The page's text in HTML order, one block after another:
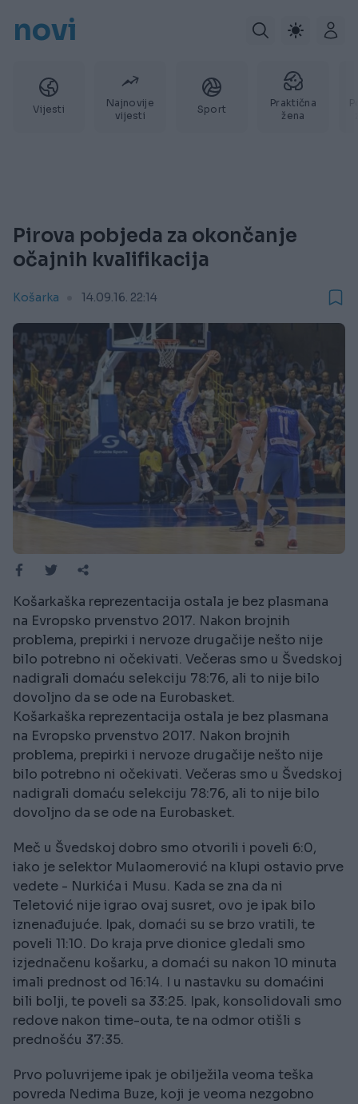
novi
Vijesti
Najnovije
vijesti
Sport
Praktična
žena
Pirova pobjeda za okončanje
očajnih kvalifikacija
Košarka 14.09.16. 22:14
Košarkaška reprezentacija ostala je bez plasmana
na Evropsko prvenstvo 2017. Nakon brojnih
problema, prepirki i nervoze drugačije nešto nije
bilo potrebno ni očekivati. Večeras smo u Švedskoj
nadigrali domaću selekciju 78:76, ali to nije bilo
dovoljno da se ode na Eurobasket.
Košarkaška reprezentacija ostala je bez plasmana
na Evropsko prvenstvo 2017. Nakon brojnih
problema, prepirki i nervoze drugačije nešto nije
bilo potrebno ni očekivati. Večeras smo u Švedskoj
nadigrali domaću selekciju 78:76, ali to nije bilo
dovoljno da se ode na Eurobasket.
Meč u Švedskoj dobro smo otvorili i poveli 6:0,
iako je selektor Mulaomerović na klupi ostavio prve
vedete - Nurkića i Musu. Kada se zna da ni
Teletović nije igrao ovaj susret, ovo je ipak bilo
iznenađujuće. Ipak, domaći su se brzo vratili, te
poveli 11:10. Do kraja prve dionice gledali smo
izjednačenu košarku, a domaći su nakon 10 minuta
imali prednost od 16:14. I u nastavku su domaćini
bili bolji, te poveli sa 33:25. Ipak, konsolidovali smo
redove nakon time-outa, te na odmor otišli s
prednošću 37:35.
Prvo poluvrijeme ipak je obilježila veoma teška
povreda Nedima Buze, koji je veoma nezgobno